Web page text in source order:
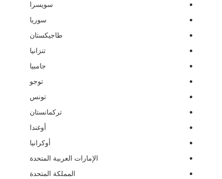
سويسرا
سوريا
طاجيكستان
تنزانيا
جامبيا
توجو
تونس
تركمانستان
أوغندا
أوكرانيا
الإمارات العربية المتحدة
المملكة المتحدة